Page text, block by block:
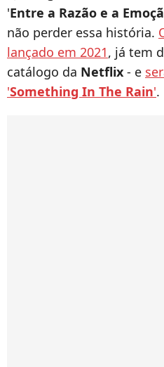
'Entre a Razão e a
não perder essa história.
lançado em 2021, já tem
catálogo da Netflix - e
'Something In The Rain'.